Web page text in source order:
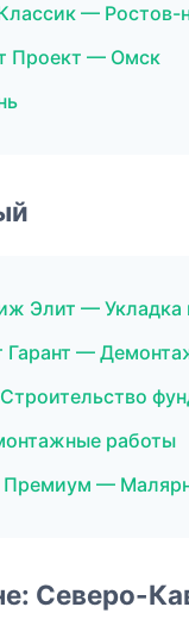
— Ростов-
Проект — Омск
Элит — Укладка
Гарант —
работы
Премиум —
Северо-